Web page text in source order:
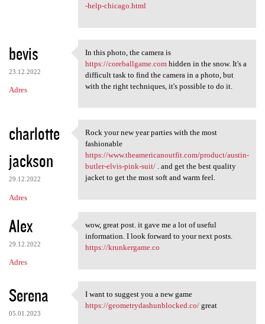
-help-chicago.html
bevis
23.12.2022
Adres
In this photo, the camera is
In this photo, the camera is
https://coreballgame.comhidden in the snow. It's a
difficult task to find the camera in a photo, but
with the right techniques, it's possible to do it.
charlotte
jackson
29.12.2022
Adres
Rock your new year parties
Rock your new year parties with the most
fashionable
https://www.theamericanoutfit.com/product/austin-
butler-elvis-pink-suit/. and get the best quality
jacket to get the most soft and warm feel.
Alex
29.12.2022
Adres
wow, great post. it gave me a
wow, great post. it gave me a lot of useful
information. I look forward to your next posts.
https://krunkergame.co
Serena
05.01.2023
I want to suggest you a new
I want to suggest you a new game
https://geometrydashunblocked.co/great